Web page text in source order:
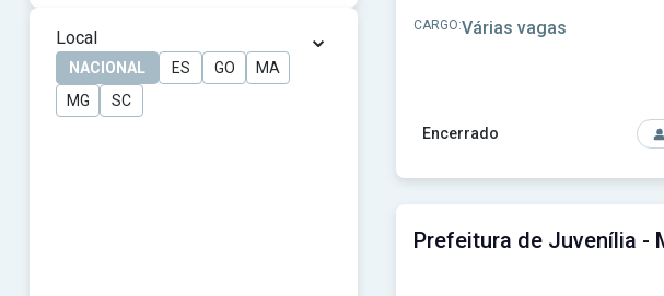
Local ⌄
NACIONAL ES GO
MA
MG
SC
Encerrado
CARGO:Várias vagas